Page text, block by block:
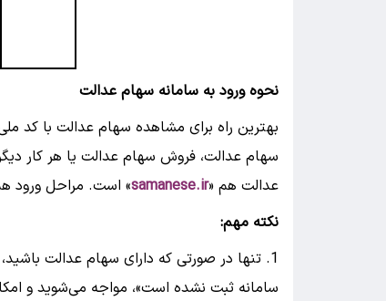
نحوه ورود به سامانه سهام عدالت
بهترین راه برای مشاهده سهام عدالت با کد
سهام عدالت، فروش سهام عدالت یا هر کار
عدالت هم «samanese.ir» است. مراحل ورود
نکته مهم:
تنها در صورتی که دارای سهام عدالت
سامانه ثبت نشده است»، مواجه می‌شوید و